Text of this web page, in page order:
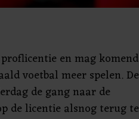
en mag komend
voetbal meer spelen. De
de gang naar de
de licentie alsnog terug te